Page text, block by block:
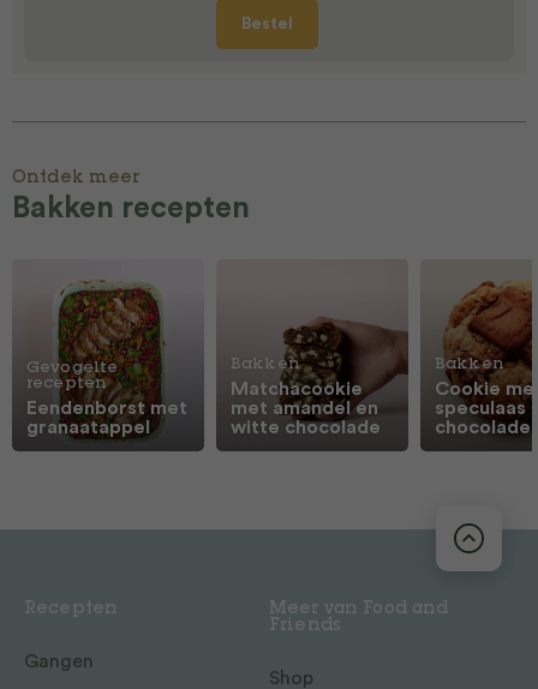
Bestel
Ontdek meer
Bakken recepten
Gevogelte
recepten
Eendenborst met
granaatappel
Bakken
Matchacookie
met amandel en
witte chocolade
Bakken
Cookie
speculaas
chocolade
Recepten
Gangen
Meer van Food and
Friends
Shop